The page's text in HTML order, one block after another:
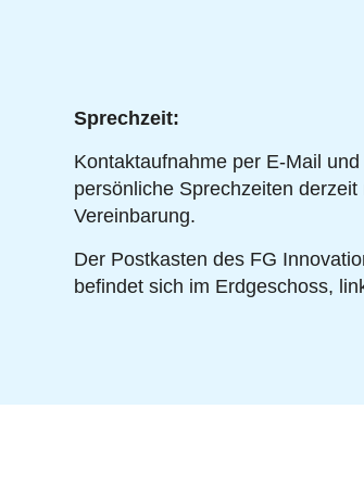
Sprechzeit:
Kontaktaufnahme per E-Mail und
persönliche Sprechzeiten derzeit
Vereinbarung.
Der Postkasten des FG
befindet sich im Erdgeschoss,